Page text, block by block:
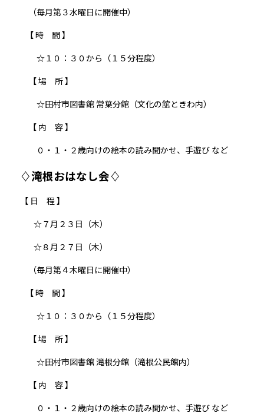
（毎月第３水曜日に開催中）
【 時 間 】
☆１０：３０から（１５分程度）
【 場 所 】
☆田村市図書館 常葉分館（文化の舘ときわ内）
【 内 容 】
０・１・２歳向けの絵本の読み聞かせ、手遊び など
♢滝根おはなし会♢
【 日 程 】
☆７月２３日（木）
☆８月２７日（木）
（毎月第４木曜日に開催中）
【 時 間 】
☆１０：３０から（１５分程度）
【 場 所 】
☆田村市図書館 滝根分館（滝根公民館内）
【 内 容 】
０・１・２歳向けの絵本の読み聞かせ、手遊び など